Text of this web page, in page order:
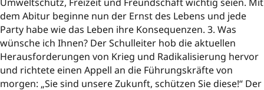
dem Abitur beginne nun der Ernst des Lebens und jede
Party habe wie das Leben ihre Konsequenzen. 3. Was
wünsche ich Ihnen? Der Schulleiter hob die aktuellen
Herausforderungen von Krieg und Radikalisierung hervor
und richtete einen Appell an die Führungskräfte von
morgen: „Sie sind unsere Zukunft, schützen Sie diese!“ Der